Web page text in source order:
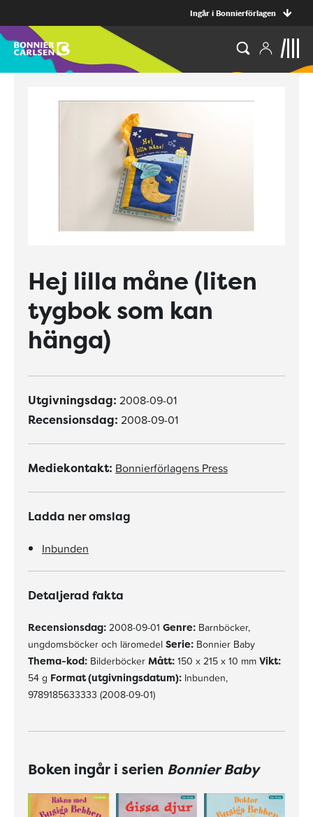
Ingår i Bonnierförlagen
Hej lilla måne (liten
tygbok som kan
hänga)
Utgivningsdag: 2008-09-01
Recensionsdag: 2008-09-01
Mediekontakt: Bonnierförlagens Press
Ladda ner omslag
Inbunden
Detaljerad fakta
Recensionsdag: 2008-09-01 Genre: Barnböcker,
ungdomsböcker och läromedel Serie: Bonnier Baby
Thema-kod: Bilderböcker Mått: 150 x 215 x 10 mm Vikt:
54 g Format (utgivningsdatum): Inbunden,
9789185633333 (2008-09-01)
Boken ingår i serien Bonnier Baby